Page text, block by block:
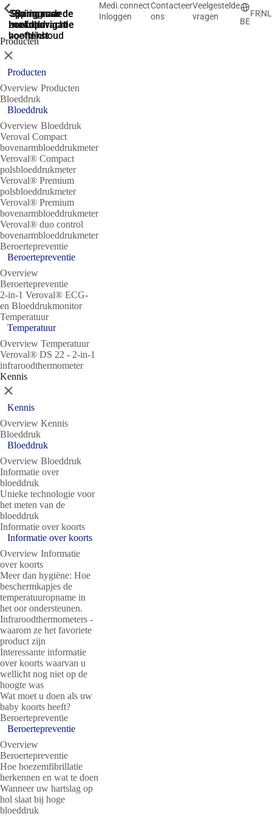
Ga naar de
zoekopdracht
Spring naar de
hoofdnavigatie
Spring naar de
hoofdnavigatie
Spring naar
de
hoofdinhoud
Spring
naar de
voettekst
Medi.connect
Inloggen
Contacteer
ons
Veelgestelde
vragen
BE
FRNL
Producten
ShowPrevious
Sluit
Producten
Overview Producten
Bloeddruk
ShowPrevious
Bloeddruk
Overview Bloeddruk
Veroval Compact
bovenarmbloeddrukmeter
Veroval® Compact
polsbloeddrukmeter
Veroval® Premium
polsbloeddrukmeter
Veroval® Premium
bovenarmbloeddrukmeter
Veroval® duo control
bovenarmbloeddrukmeter
Beroertepreventie
ShowPrevious
Beroertepreventie
Overview
Beroertepreventie
2-in-1 Veroval® ECG-
en Bloeddrukmonitor
Temperatuur
ShowPrevious
Temperatuur
Overview Temperatuur
Veroval® DS 22 - 2-in-1
infraroodthermometer
Kennis
ShowPrevious
Sluit
Kennis
Overview Kennis
Bloeddruk
ShowPrevious
Bloeddruk
Overview Bloeddruk
Informatie over
bloeddruk
Unieke technologie voor
het meten van de
bloeddruk
Informatie over koorts
ShowPrevious
Informatie over koorts
Overview Informatie
over koorts
Meer dan hygiëne: Hoe
beschermkapjes de
temperatuuropname in
het oor ondersteunen.
Infraroodthermometers -
waarom ze het favoriete
product zijn
Interessante informatie
over koorts waarvan u
wellicht nog niet op de
hoogte was
Wat moet u doen als uw
baby koorts heeft?
Beroertepreventie
ShowPrevious
Beroertepreventie
Overview
Beroertepreventie
Hoe boezemfibrillatie
herkennen en wat te doen
Wanneer uw hartslag op
hol slaat bij hoge
bloeddruk